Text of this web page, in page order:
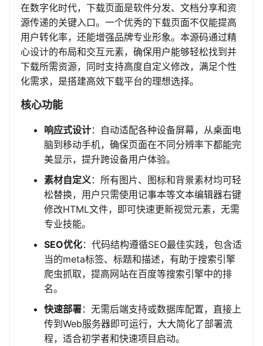
在数字化时代，下载页面是软件分发、文档分享和资
源传递的关键入口。一个优秀的下载页面不仅能提高
用户转化率，还能增强品牌专业形象。本源码通过精
心设计的布局和交互元素，确保用户能够轻松找到并
下载所需资源，同时支持高度自定义修改，满足个性
化需求，是搭建高效下载平台的理想选择。
核心功能
响应式设计：自动适配各种设备屏幕，从桌面电
脑到移动手机，确保页面在不同分辨率下都能完
美显示，提升跨设备用户体验。
素材自定义：所有图片、图标和背景素材均可轻
松替换，用户只需使用记事本等文本编辑器右键
修改HTML文件，即可快速更新视觉元素，无需
专业技能。
SEO优化：代码结构遵循SEO最佳实践，包含适
当的meta标签、标题和描述，有助于搜索引擎
爬虫抓取，提高网站在百度等搜索引擎中的排
名。
快速部署：无需后端支持或数据库配置，直接上
传到Web服务器即可运行，大大简化了部署流
程，适合初学者和快速项目启动。